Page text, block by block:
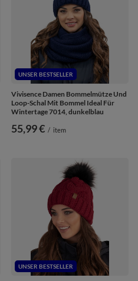
UNSER BESTSELLER
Vivisence Damen Bommelmütze Und
Loop-Schal Mit Bommel Ideal Für
Wintertage 7014, dunkelblau
55,99 € / item
UNSER BESTSELLER